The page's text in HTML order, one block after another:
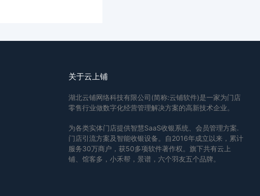
关于云上铺
湖北云铺网络科技有限公司(简称:云铺软件)是一家为门店
零售行业做数字化经营管理解决方案的高新技术企业。
为各类实体门店提供智慧SaaS收银系统、会员管理方案.
门店引流方案及智能收银设备。自2016年成立以来，累计
服务30万商户，获50多项软件著作权。旗下共有云上
铺、馆客多，小禾帮，景谱，六个羽友五个品牌。